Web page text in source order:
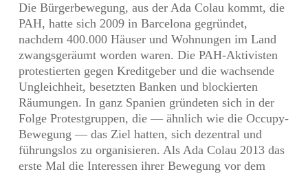
Die Bürgerbewegung, aus der Ada Colau kommt, die
PAH, hatte sich 2009 in Barcelona gegründet,
nachdem 400.000 Häuser und Wohnungen im Land
zwangsgeräumt worden waren. Die PAH-Aktivisten
protestierten gegen Kreditgeber und die wachsende
Ungleichheit, besetzten Banken und blockierten
Räumungen. In ganz Spanien gründeten sich in der
Folge Protestgruppen, die — ähnlich wie die Occupy-
Bewegung — das Ziel hatten, sich dezentral und
führungslos zu organisieren. Als Ada Colau 2013 das
erste Mal die Interessen ihrer Bewegung vor dem